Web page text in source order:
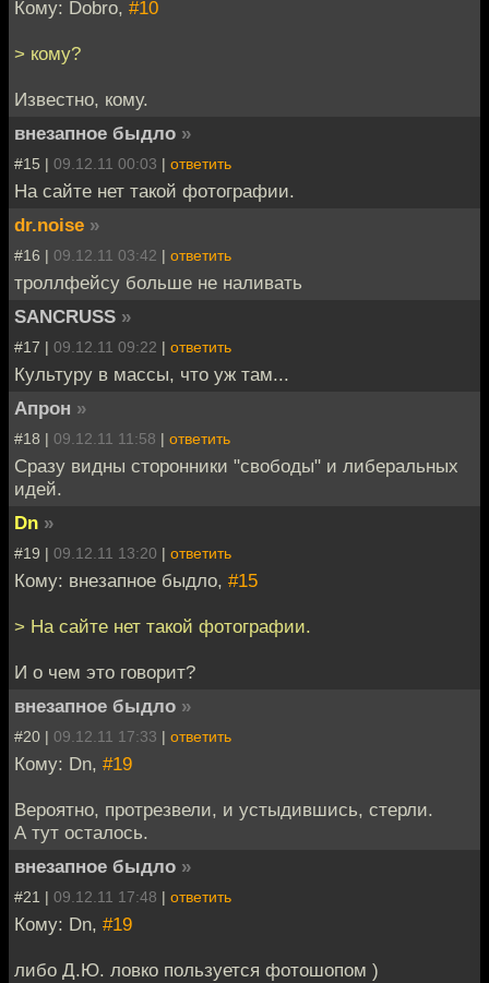
Кому: Dobro, #10
> кому?
Известно, кому.
внезапное быдло »
#15 | 09.12.11 00:03 | ответить
На сайте нет такой фотографии.
dr.noise »
#16 | 09.12.11 03:42 | ответить
троллфейсу больше не наливать
SANCRUSS »
#17 | 09.12.11 09:22 | ответить
Культуру в массы, что уж там...
Апрон »
#18 | 09.12.11 11:58 | ответить
Сразу видны сторонники "свободы" и либеральных
идей.
Dn »
#19 | 09.12.11 13:20 | ответить
Кому: внезапное быдло, #15
> На сайте нет такой фотографии.
И о чем это говорит?
внезапное быдло »
#20 | 09.12.11 17:33 | ответить
Кому: Dn, #19
Вероятно, протрезвели, и устыдившись, стерли.
А тут осталось.
внезапное быдло »
#21 | 09.12.11 17:48 | ответить
Кому: Dn, #19
либо Д.Ю. ловко пользуется фотошопом )